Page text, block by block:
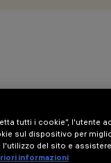
tutti i cookie”, l'utente
sul dispositivo per
l'utilizzo del sito e
informazioni